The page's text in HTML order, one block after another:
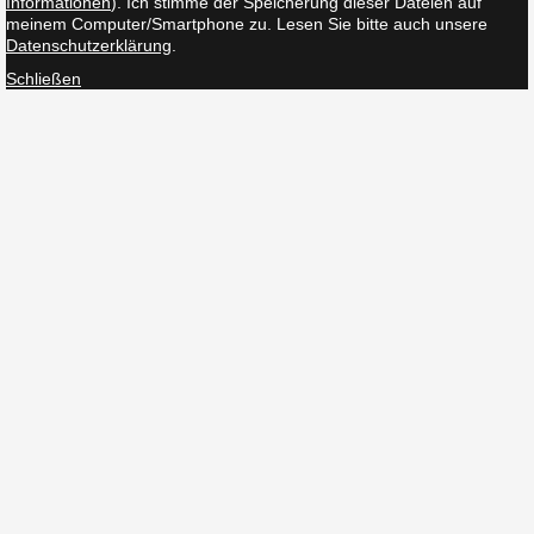
meinem Computer/Smartphone zu. Lesen Sie bitte auch unsere
Datenschutzerklärung
Schließen